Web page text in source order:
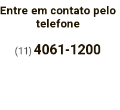
Entre em contato pelo
telefone
(11)4061-1200